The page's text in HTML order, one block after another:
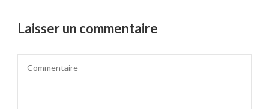
Laisser un commentaire